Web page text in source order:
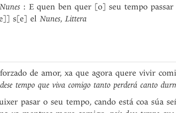
Nunes : E quen ben quer [o] seu tempo passar
s[e] el Nunes,Littera
de amor, xa que agora quere vivir
tempo que viva comigo tanto perderá canto
pasar o seu tempo, cando está coa súa